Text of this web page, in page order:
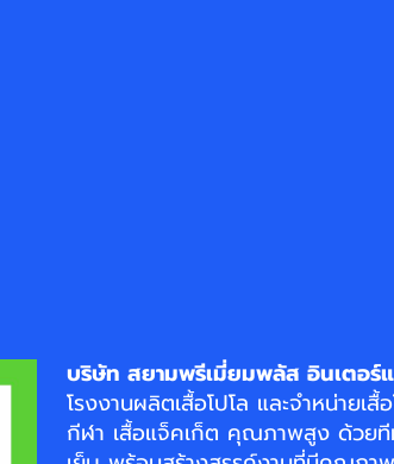
บริษัท สยามพรีเมี่ยมพลัส อินเตอร์
โรงงานผลิตเสื้อโปโล และจำหน่ายเสื้
กีฬา เสื้อแจ็คเก็ต คุณภาพสูง ด้วยทีม